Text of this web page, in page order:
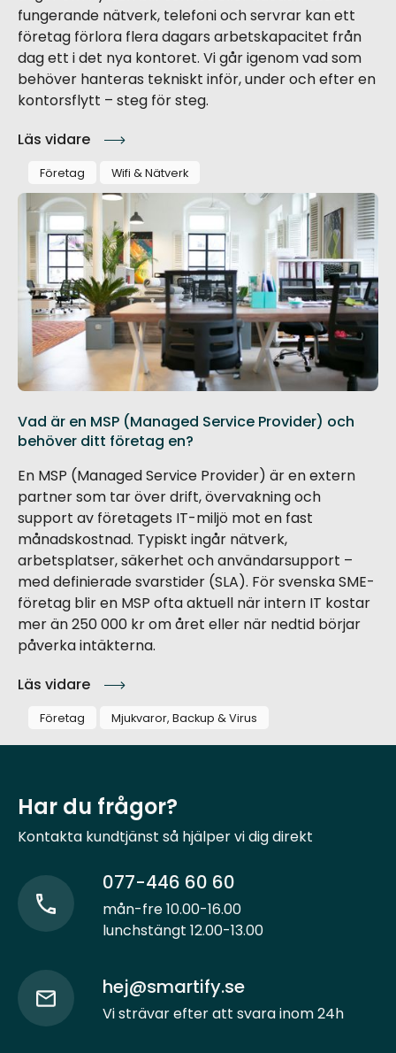
fungerande nätverk, telefoni och servrar kan ett
företag förlora flera dagars arbetskapacitet från
dag ett i det nya kontoret. Vi går igenom vad som
behöver hanteras tekniskt inför, under och efter en
kontorsflytt – steg för steg.
Läs vidare
Företag Wifi & Nätverk
Vad är en MSP (Managed Service Provider) och
behöver ditt företag en?
En MSP (Managed Service Provider) är en extern
partner som tar över drift, övervakning och
support av företagets IT-miljö mot en fast
månadskostnad. Typiskt ingår nätverk,
arbetsplatser, säkerhet och användarsupport –
med definierade svarstider (SLA). För svenska SME-
företag blir en MSP ofta aktuell när intern IT kostar
mer än 250 000 kr om året eller när nedtid börjar
påverka intäkterna.
Läs vidare
Företag Mjukvaror, Backup & Virus
Har du frågor?
Kontakta kundtjänst så hjälper vi dig direkt
077-446 60 60
mån-fre 10.00-16.00
lunchstängt 12.00-13.00
hej@smartify.se
Vi strävar efter att svara inom 24h